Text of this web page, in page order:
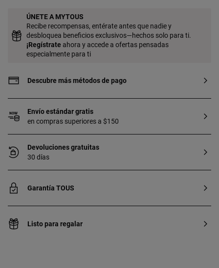
ÚNETE A MYTOUS
Recibe recompensas, entérate antes que nadie y
desbloquea beneficios exclusivos—hechos solo para ti.
¡Regístrate ahora y accede a ofertas pensadas
especialmente para ti
Descubre más métodos de pago
Envío estándar gratis
en compras superiores a $150
Devoluciones gratuitas
30 días
Garantía TOUS
Listo para regalar